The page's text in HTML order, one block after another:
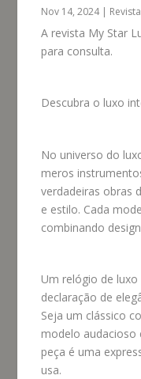
Nov 14, 2024| Revista
A revista My Star
para consulta.
Descubra o luxo
No universo do
meros
verdadeiras obras
e estilo. Cada
combinando
Um relógio de
declaração de
Seja um clássico
modelo audacioso
peça é uma
usa.